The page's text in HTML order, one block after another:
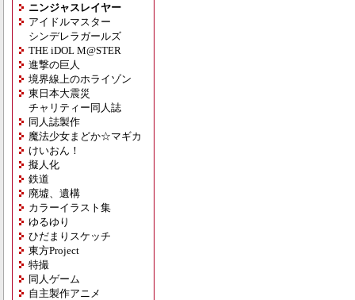
ニンジャスレイヤー
アイドルマスター
シンデレラガールズ
THE iDOL M@STER
進撃の巨人
境界線上のホライゾン
東日本大震災
チャリティー同人誌
同人誌製作
魔法少女まどか☆マギカ
けいおん！
擬人化
鉄道
廃墟、遺構
カラーイラスト集
ゆるゆり
ひだまりスケッチ
東方Project
特撮
同人ゲーム
自主製作アニメ